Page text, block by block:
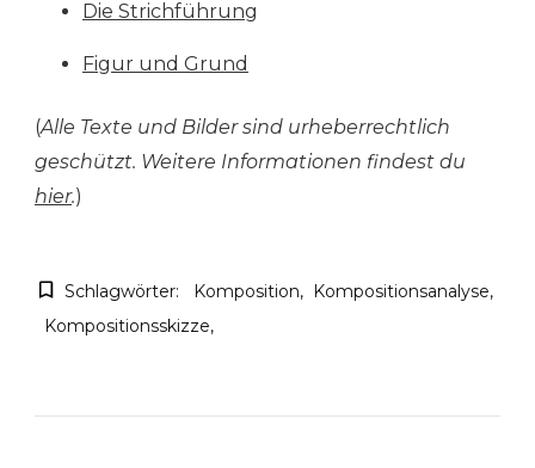
Die Strichführung
Figur und Grund
(Alle Texte und Bilder sind urheberrechtlich
geschützt. Weitere Informationen findest du
hier.)
Schlagwörter: Komposition
Kompositionsanalyse
Kompositionsskizze